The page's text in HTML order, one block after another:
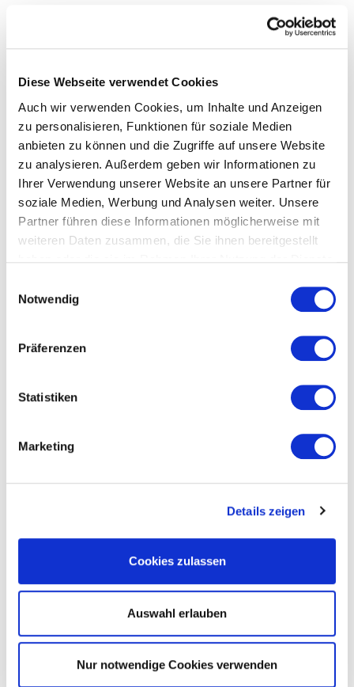
Diese Webseite verwendet Cookies
Auch wir verwenden Cookies, um Inhalte und Anzeigen
zu personalisieren, Funktionen für soziale Medien
anbieten zu können und die Zugriffe auf unsere Website
zu analysieren. Außerdem geben wir Informationen zu
Ihrer Verwendung unserer Website an unsere Partner für
soziale Medien, Werbung und Analysen weiter. Unsere
Partner führen diese Informationen möglicherweise mit
weiteren Daten zusammen, die Sie ihnen bereitgestellt
Notwendig
Präferenzen
Statistiken
Marketing
Details zeigen
Cookies zulassen
Auswahl erlauben
Nur notwendige Cookies verwenden
Wir sind sehr glücklich über unsere 3 neuen Bela Aqua
unsere Kaffeemaschine nutzen, tolle Instalation, keinerlei
Probleme.
Rating:5/5
Ludwig Zanker | Geschäftsführer des Mercedes Autohauses
Zanker
Mehr Nachhaltigkeit
Wir haben unser komplettes Unternehmen auf Wasserspender